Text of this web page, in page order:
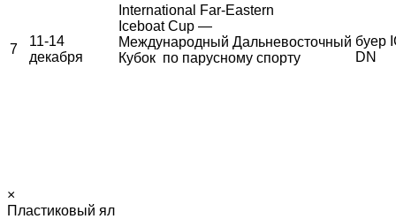
7
11-14
декабря
International Far-Eastern
Iceboat Cup —
Международный Дальневосточный
Кубок по парусному спорту
буер
DN
×
Пластиковый ял